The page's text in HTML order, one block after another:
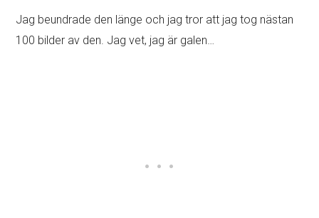
Jag beundrade den länge och jag tror att jag tog nästan
100 bilder av den. Jag vet, jag är galen…